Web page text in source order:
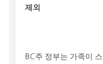
제외
BC주 정부는 가족이